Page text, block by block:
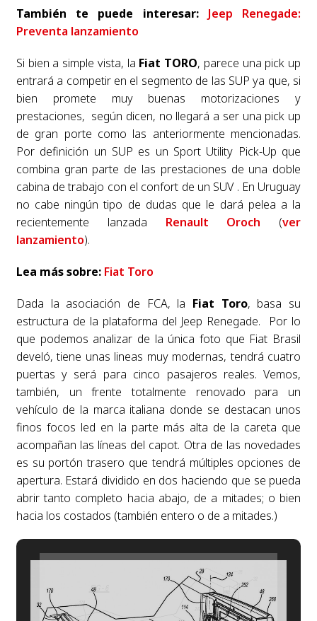
También te puede interesar: Jeep Renegade:
Preventa lanzamiento
Si bien a simple vista, la Fiat TORO, parece una pick up
entrará a competir en el segmento de las SUP ya que, si
bien promete muy buenas motorizaciones y
prestaciones, según dicen, no llegará a ser una pick up
de gran porte como las anteriormente mencionadas.
Por definición un SUP es un Sport Utility Pick-Up que
combina gran parte de las prestaciones de una doble
cabina de trabajo con el confort de un SUV . En Uruguay
no cabe ningún tipo de dudas que le dará pelea a la
recientemente lanzada Renault Oroch (ver
lanzamiento).
Lea más sobre: Fiat Toro
Dada la asociación de FCA, la Fiat Toro, basa su
estructura de la plataforma del Jeep Renegade. Por lo
que podemos analizar de la única foto que Fiat Brasil
develó, tiene unas lineas muy modernas, tendrá cuatro
puertas y será para cinco pasajeros reales. Vemos,
también, un frente totalmente renovado para un
vehículo de la marca italiana donde se destacan unos
finos focos led en la parte más alta de la careta que
acompañan las líneas del capot. Otra de las novedades
es su portón trasero que tendrá múltiples opciones de
apertura. Estará dividido en dos haciendo que se pueda
abrir tanto completo hacia abajo, de a mitades; o bien
hacia los costados (también entero o de a mitades.)